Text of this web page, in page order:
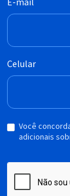
Celular
Você
adicionais